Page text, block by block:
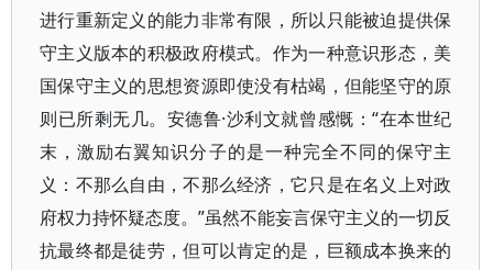
进行重新定义的能力非常有限，所以只能被迫提供保
守主义版本的积极政府模式。作为一种意识形态，美
国保守主义的思想资源即使没有枯竭，但能坚守的原
则已所剩无几。安德鲁·沙利文就曾感慨：“在本世纪
末，激励右翼知识分子的是一种完全不同的保守主
义：不那么自由，不那么经济，它只是在名义上对政
府权力持怀疑态度。”虽然不能妄言保守主义的一切反
抗最终都是徒劳，但可以肯定的是，巨额成本换来的